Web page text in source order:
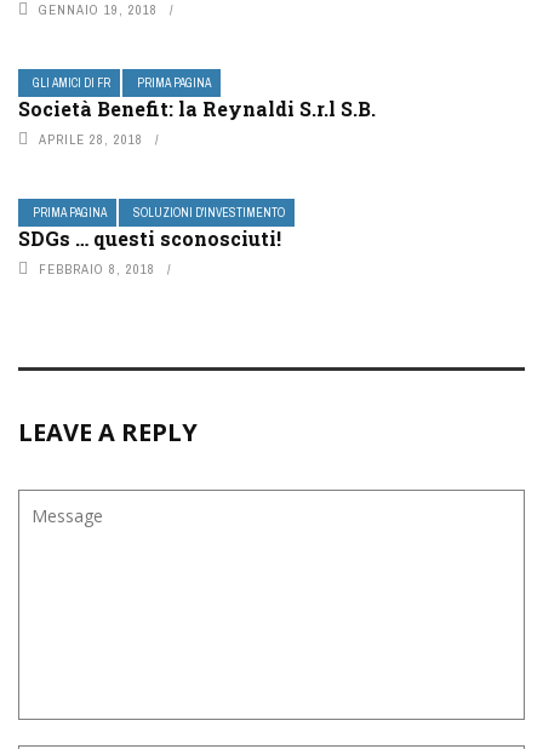
GENNAIO 19, 2018
GLI AMICI DI FR PRIMA PAGINA
Società Benefit: la Reynaldi S.r.l S.B.
APRILE 28, 2018
PRIMA PAGINA SOLUZIONI D'INVESTIMENTO
SDGs … questi sconosciuti!
FEBBRAIO 8, 2018
LEAVE A REPLY